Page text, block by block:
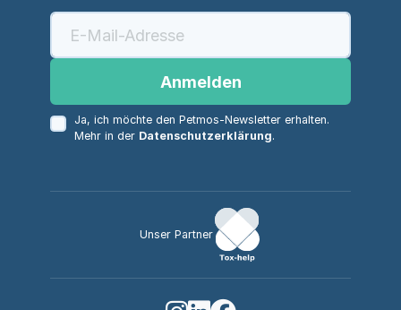
Anmelden
Ja, ich möchte den Petmos-Newsletter erhalten.
Mehr in der Datenschutzerklärung.
Unser Partner